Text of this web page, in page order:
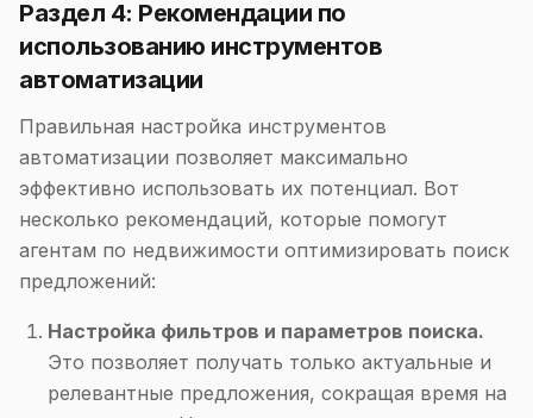
Раздел 4: Рекомендации по
использованию инструментов
автоматизации
Правильная настройка инструментов
автоматизации позволяет максимально
эффективно использовать их потенциал. Вот
несколько рекомендаций, которые помогут
агентам по недвижимости оптимизировать поиск
предложений:
Настройка фильтров и параметров поиска.
Это позволяет получать только актуальные и
релевантные предложения, сокращая время на